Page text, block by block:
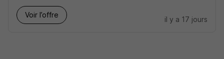
Voir l’offre
il y a 17 jours